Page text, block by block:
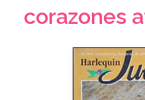
corazones